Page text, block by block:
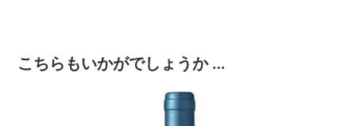
こちらもいかがでしょうか …